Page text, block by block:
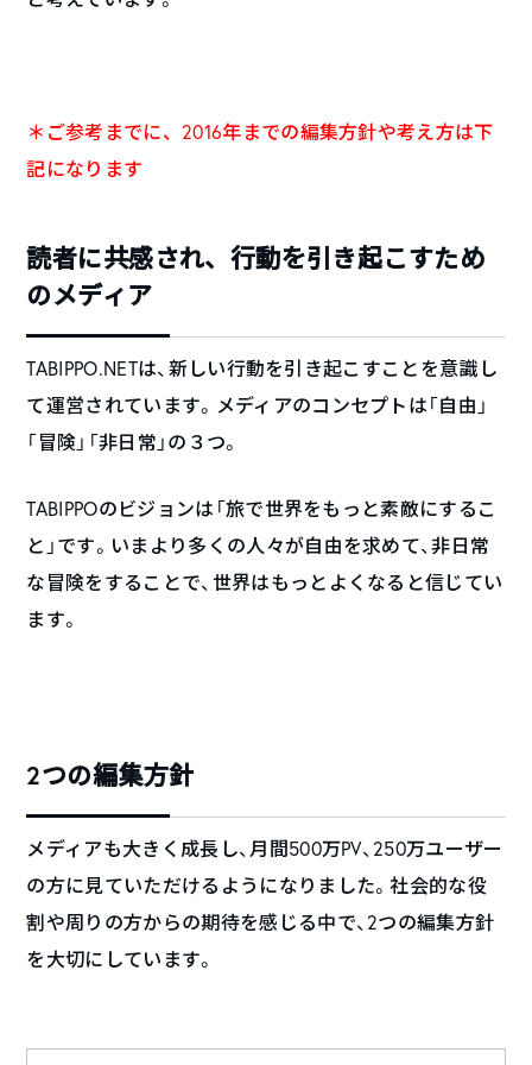
＊ご参考までに、2016年までの編集方針や考え方は下
記になります
読者に共感され、行動を引き起こすため
のメディア
TABIPPO.NETは、新しい行動を引き起こすことを意識し
て運営されています。メディアのコンセプトは「自由」
「冒険」「非日常」の３つ。
TABIPPOのビジョンは「旅で世界をもっと素敵にするこ
と」です。いまより多くの人々が自由を求めて、非日常
な冒険をすることで、世界はもっとよくなると信じてい
ます。
2つの編集方針
メディアも大きく成長し、月間500万PV、250万ユーザー
の方に見ていただけるようになりました。社会的な役
割や周りの方からの期待を感じる中で、2つの編集方針
を大切にしています。